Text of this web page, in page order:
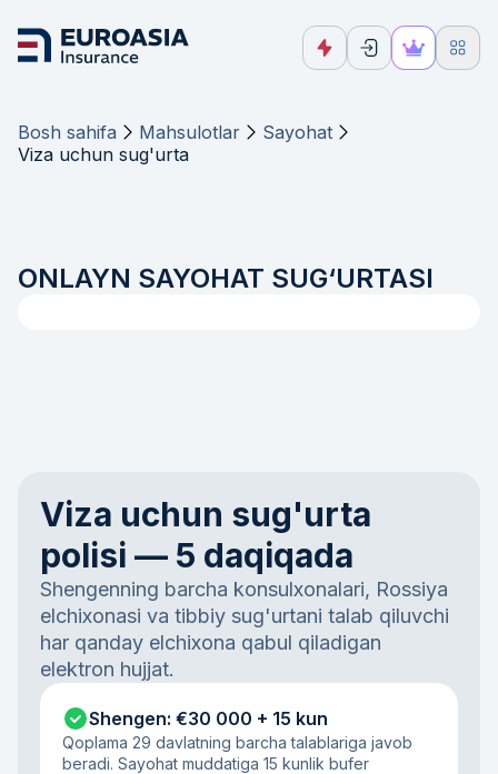
Bosh sahifa Mahsulotlar
Sayohat
Viza uchun sug'urta
ONLAYN SAYOHAT SUG‘URTASI
Viza uchun sug'urta
polisi — 5 daqiqada
Shengenning barcha konsulxonalari, Rossiya
elchixonasi va tibbiy sug'urtani talab qiluvchi
har qanday elchixona qabul qiladigan
elektron hujjat.
Shengen: €30 000 + 15 kun
Qoplama 29 davlatning barcha talablariga javob
beradi. Sayohat muddatiga 15 kunlik bufer